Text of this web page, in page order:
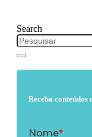
Search
Receba conteúdos